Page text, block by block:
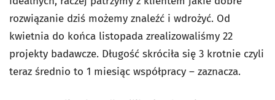
rozwiązanie dziś możemy znaleźć i wdrożyć. Od
kwietnia do końca listopada zrealizowaliśmy 22
projekty badawcze. Długość skróciła się 3 krotnie czyli
teraz średnio to 1 miesiąc współpracy – zaznacza.